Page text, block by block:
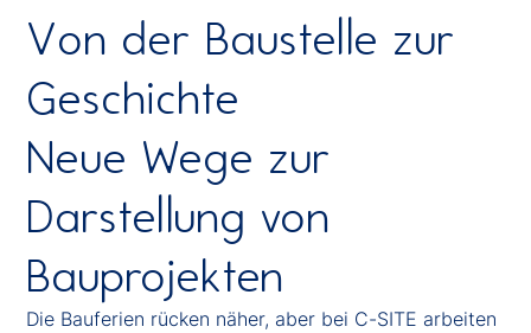
Von der Baustelle zur
Geschichte
Neue Wege zur
Darstellung von
Bauprojekten
Die Bauferien rücken näher, aber bei C-SITE arbeiten